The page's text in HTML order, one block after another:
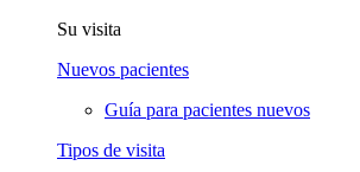
Su visita
Nuevos pacientes
Guía para pacientes nuevos
Tipos de visita